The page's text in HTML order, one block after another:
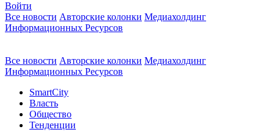
Войти
Все новости Авторские колонки Медиахолдинг
Информационных Ресурсов
Все новости Авторские колонки Медиахолдинг
Информационных Ресурсов
SmartCity
Власть
Общество
Тенденции